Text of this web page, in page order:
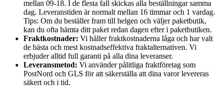
mellan 09-18. I de flesta fall skickas alla beställningar samma
dag. Leveranstiden är normalt mellan 16 timmar och 1 vardag.
Tips: Om du beställer fram till helgen och väljer paketbutik,
kan du ofta hämta ditt paket redan dagen efter i paketbutiken.
Fraktkostnader: Vi håller fraktkostnaderna låga och har valt
de bästa och mest kostnadseffektiva fraktalternativen. Vi
erbjuder alltid full garanti på alla dina leveranser.
Leveransmetod: Vi använder pålitliga fraktföretag som
PostNord och GLS för att säkerställa att dina varor levereras
säkert och i tid.